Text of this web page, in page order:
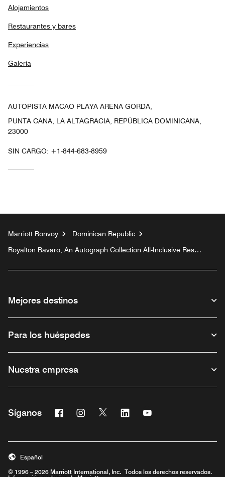
Alojamientos
Restaurantes y bares
Experiencias
Galería
AUTOPISTA MACAO PLAYA ARENA GORDA,
PUNTA CANA, LA ALTAGRACIA, REPÚBLICA DOMINICANA,
23000
SIN CARGO: +1-844-683-8959
Marriott Bonvoy
Dominican Republic
Royalton Bavaro, An Autograph Collection All-Inclusive Resort
Mejores destinos
Para los huéspedes
Nuestra empresa
Síganos Facebook
Abre una ventana nueva
Instagram
Abre una ventana nueva
Twitter
Abre una ventana nueva
Linkedin
Abre una ventana nueva
Abre una ventana
© 1996 – 2026 Marriott International, Inc. Todos los derechos reservados.
Español